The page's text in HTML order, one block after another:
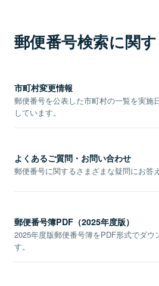
郵便番号検索に関
市町村変更情報
郵便番号を公表した市町村の一覧を実施
しています。
よくあるご質問・お問い合わせ
郵便番号に関するさまざまな疑問にお答
郵便番号簿PDF（2025年度版）
2025年度版郵便番号簿をPDF形式でダウ
す。